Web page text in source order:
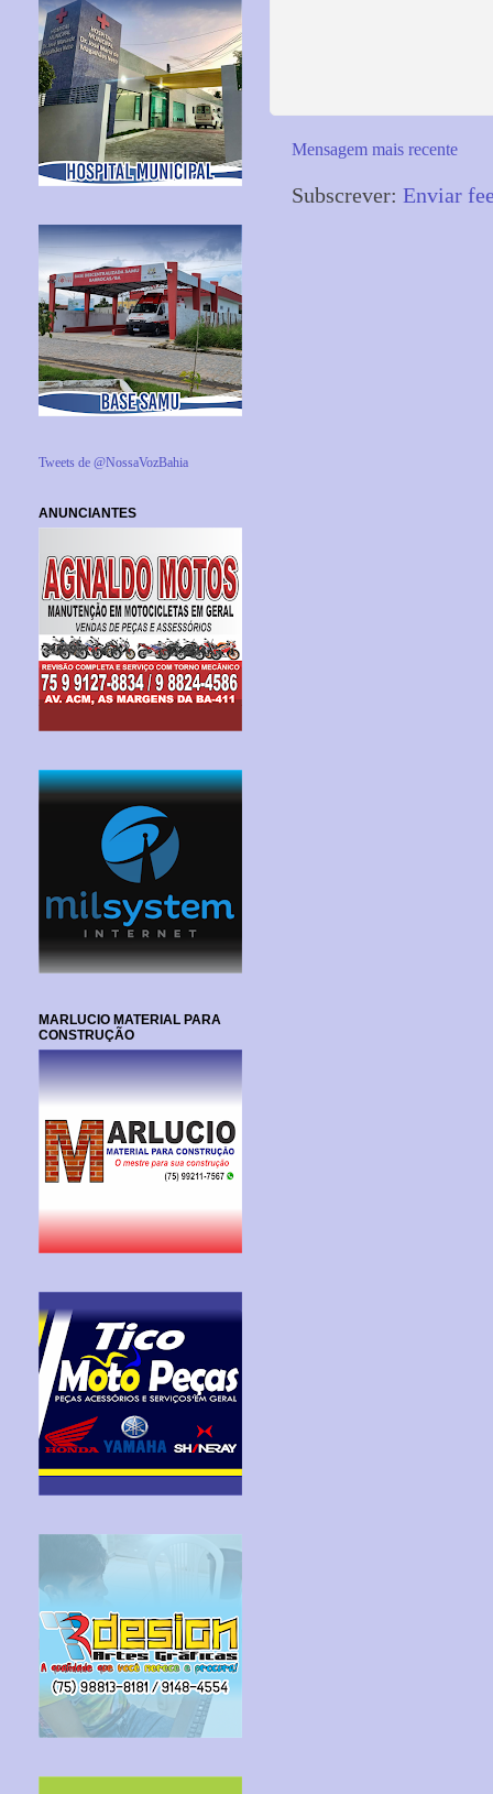
Mensagem mais recente
Subscrever: Enviar
Tweets de @NossaVozBahia
ANUNCIANTES
MARLUCIO MATERIAL PARA
CONSTRUÇÃO